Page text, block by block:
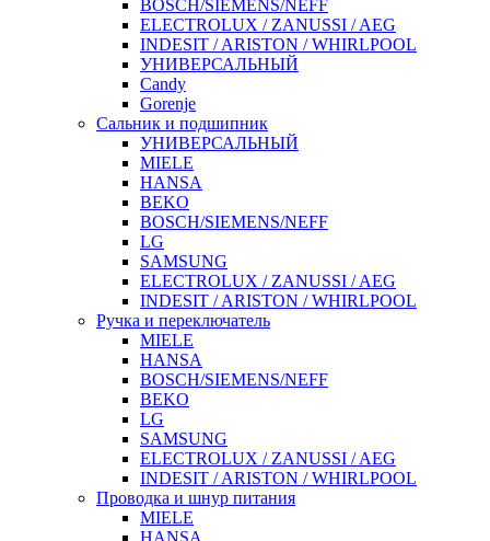
BOSCH/SIEMENS/NEFF
ELECTROLUX / ZANUSSI / AEG
INDESIT / ARISTON / WHIRLPOOL
УНИВЕРСАЛЬНЫЙ
Candy
Gorenje
Сальник и подшипник
УНИВЕРСАЛЬНЫЙ
MIELE
HANSA
BEKO
BOSCH/SIEMENS/NEFF
LG
SAMSUNG
ELECTROLUX / ZANUSSI / AEG
INDESIT / ARISTON / WHIRLPOOL
Ручка и переключатель
MIELE
HANSA
BOSCH/SIEMENS/NEFF
BEKO
LG
SAMSUNG
ELECTROLUX / ZANUSSI / AEG
INDESIT / ARISTON / WHIRLPOOL
Проводка и шнур питания
MIELE
HANSA